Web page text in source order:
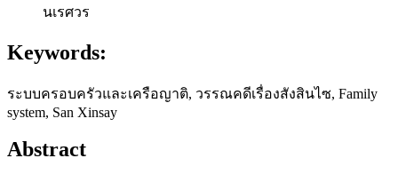
นเรศวร
Keywords:
ระบบครอบครัวและเครือญาติ, วรรณคดีเรื่องสังสินไซ, Family
system, San Xinsay
Abstract